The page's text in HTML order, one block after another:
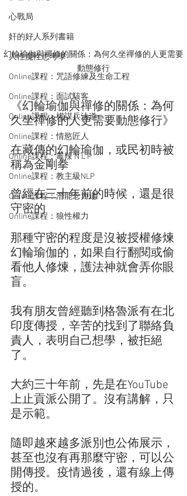
心戰局
奸的好人系列書籍
人性魔性思考學
Online課程：咒語修練及生命工程
Online課程：面試駭客
Online課程：權謀兵法道
Online課程：情慾匠人
Online課程：毒辣 N L P
Online課程：教主級NLP
Online課程：潛能念力道
Online課程：狼性權力
幻輪瑜伽與禪修的關係：為何久坐禪修的人更需要
動態修行
《幻輪瑜伽與禪修的關係：為何
久坐禪修的人更需要動態修行》
在藏傳的幻輪瑜伽，或民初時被
稱為金剛拳
曾經在三十年前的時候，還是很
守密的
那種守密的程度是沒被授權修煉
幻輪瑜伽的，如果自行翻閱或偷
看他人修煉，護法神就會弄你眼
盲。
我有朋友曾經聽到格魯派有在北
印度傳授，辛苦的找到了聯絡負
責人，表明自己想學，被拒絕
了。
大約三十年前，先是在YouTube
上止貢派公開了。沒有講解，只
是示範。
隨即越來越多派別也公佈展示，
甚至也沒有再那麼守密，可以公
開傳授。疫情過後，還有線上傳
授的。